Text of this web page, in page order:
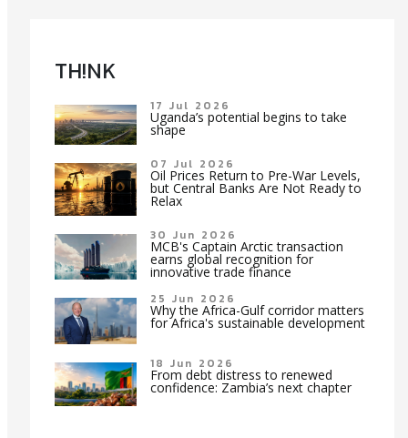
TH!NK
17 Jul 2026
Uganda’s potential begins to take
shape
07 Jul 2026
Oil Prices Return to Pre-War Levels,
but Central Banks Are Not Ready to
Relax
30 Jun 2026
MCB's Captain Arctic transaction
earns global recognition for
innovative trade finance
25 Jun 2026
Why the Africa-Gulf corridor matters
for Africa's sustainable development
18 Jun 2026
From debt distress to renewed
confidence: Zambia’s next chapter